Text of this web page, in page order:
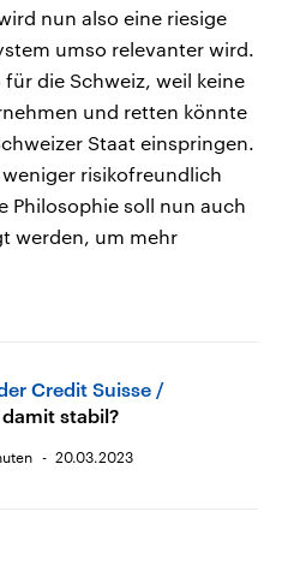
nun also eine riesige
umso relevanter wird.
die Schweiz, weil keine
und retten könnte
Staat einspringen.
risikofreundlich
Philosophie soll nun auch
werden, um mehr
Credit Suisse
stabil?
20.03.2023